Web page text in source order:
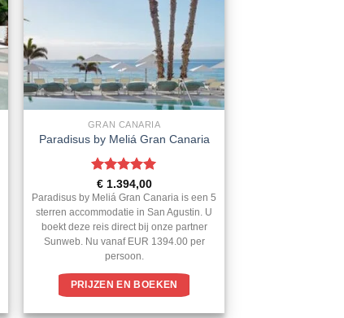
GRAN CANARIA
Paradisus by Meliá Gran Canaria
Gewaardeerd
5uit 5
€1.394,00
Paradisus by Meliá Gran Canaria is een 5
sterren accommodatie in San Agustin. U
boekt deze reis direct bij onze partner
Sunweb. Nu vanaf EUR 1394.00 per
persoon.
PRIJZEN EN BOEKEN